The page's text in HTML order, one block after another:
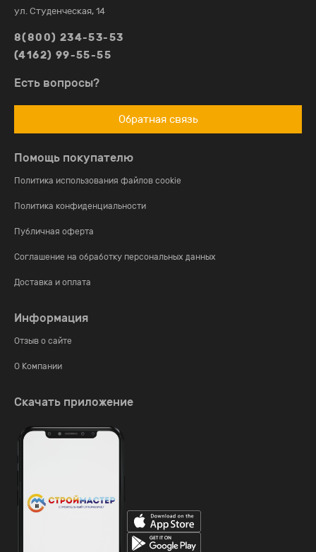
Помощь покупателю
Политика использования файлов cookie
Политика конфиденциальности
Публичная оферта
Соглашение на обработку персональных данных
Доставка и оплата
Информация
Отзыв о сайте
О Компании
ул. Студенческая, 14
8(800) 234-53-53
(4162) 99-55-55
Есть вопросы?
Обратная связь
Скачать приложение